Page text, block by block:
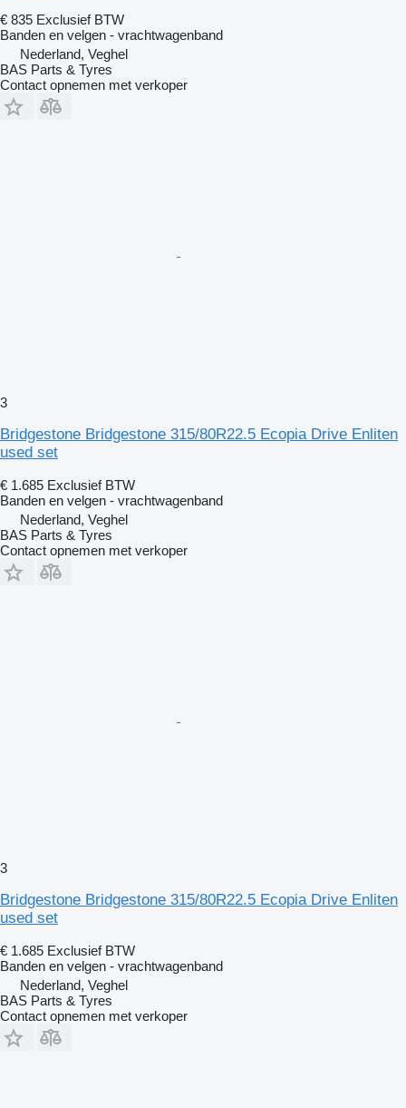
€ 835 Exclusief BTW
Banden en velgen - vrachtwagenband
Nederland, Veghel
BAS Parts & Tyres
Contact opnemen met verkoper
3
Bridgestone Bridgestone 315/80R22.5 Ecopia Drive Enliten
used set
€ 1.685 Exclusief BTW
Banden en velgen - vrachtwagenband
Nederland, Veghel
BAS Parts & Tyres
Contact opnemen met verkoper
3
Bridgestone Bridgestone 315/80R22.5 Ecopia Drive Enliten
used set
€ 1.685 Exclusief BTW
Banden en velgen - vrachtwagenband
Nederland, Veghel
BAS Parts & Tyres
Contact opnemen met verkoper